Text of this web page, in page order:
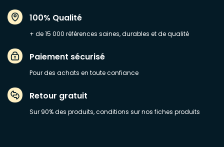
100% Qualité
+ de 15 000 références saines, durables et de qualité
Paiement sécurisé
Pour des achats en toute confiance
Retour gratuit
Sur 90% des produits, conditions sur nos fiches produits